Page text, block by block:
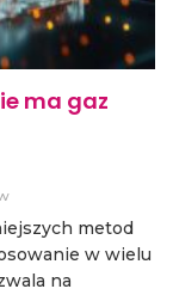
ma gaz
metod
w wielu
na